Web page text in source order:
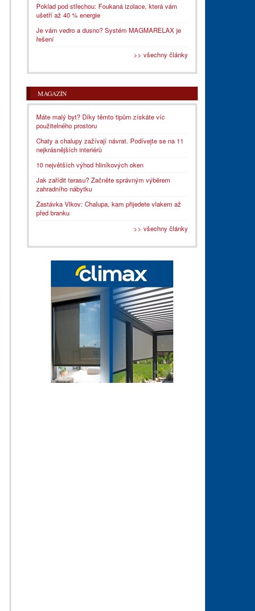
Poklad pod střechou: Foukaná izolace, která vám
ušetří až 40 % energie
Je vám vedro a dusno? Systém MAGMARELAX je
řešení
>> všechny články
MAGAZÍN
Máte malý byt? Díky těmto tipům získáte víc
použitelného prostoru
Chaty a chalupy zažívají návrat. Podívejte se na 11
nejkrásnějších interiérů
10 největších výhod hliníkových oken
Jak zařídit terasu? Začněte správným výběrem
zahradního nábytku
Zastávka Vlkov: Chalupa, kam přijedete vlakem až
před branku
>> všechny články